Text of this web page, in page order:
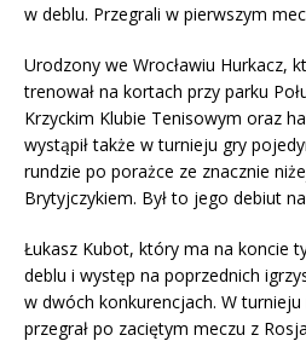
w deblu. Przegrali w pierwszym
Urodzony we Wrocławiu Hurkacz,
trenował na kortach przy parku
Krzyckim Klubie Tenisowym oraz
wystąpił także w turnieju gry
rundzie po porażce ze znacznie
Brytyjczykiem. Był to jego debiut
Łukasz Kubot, który ma na koncie
deblu i występ na poprzednich
w dwóch konkurencjach. W
przegrał po zaciętym meczu z